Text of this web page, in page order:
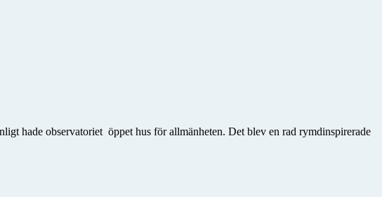
hade observatoriet öppet hus för allmänheten. Det blev en rad rymdinspirerade